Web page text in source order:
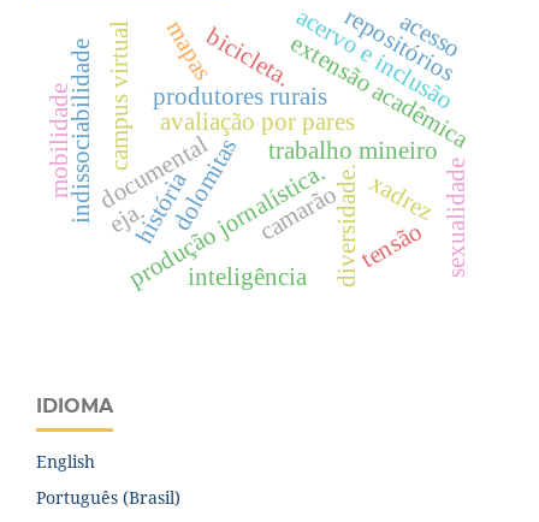
avaliação por pares
trabalho mineiro
dolomitas
documental
extensão acadêmica
produção jornalística.
história
indissociabilidade
diversidade.
produtores ruraisacervo e inclusão
campus virtual mapas
mobilidade
bicicleta. repositórios
camarão xadrez
inteligência sexualidade
tensão
eja.
acesso
IDIOMA
English
Português (Brasil)